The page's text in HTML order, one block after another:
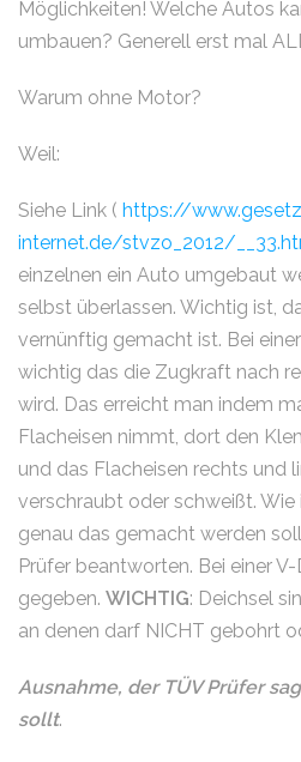
Möglichkeiten! Welche Autos
umbauen? Generell erst mal
Warum ohne Motor?
Weil:
Siehe Link ( https://
internet.de/stvzo_2012/
einzelnen ein Auto umgebaut
selbst überlassen. Wichtig ist,
vernünftig gemacht ist. Bei
wichtig das die Zugkraft nach
wird. Das erreicht man indem
Flacheisen nimmt, dort den
und das Flacheisen rechts und
verschraubt oder schweißt.
genau das gemacht werden
Prüfer beantworten. Bei einer
gegeben. WICHTIG: Deichsel
an denen darf NICHT gebohrt
Ausnahme, der TÜV Prüfer
sollt.